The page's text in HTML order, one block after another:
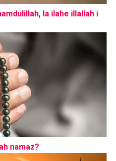
la ilahe illallah i
namaz?